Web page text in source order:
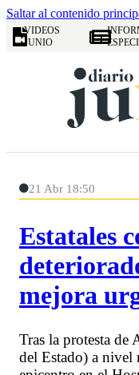
Saltar al contenido
VIDEOS
JUNIO
21 Abr 18:50
Estatales
mejora
Tras la protesta de
del Estado) a